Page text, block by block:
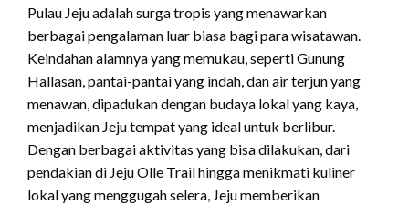
Pulau Jeju adalah surga tropis yang menawarkan
berbagai pengalaman luar biasa bagi para wisatawan.
Keindahan alamnya yang memukau, seperti Gunung
Hallasan, pantai-pantai yang indah, dan air terjun yang
menawan, dipadukan dengan budaya lokal yang kaya,
menjadikan Jeju tempat yang ideal untuk berlibur.
Dengan berbagai aktivitas yang bisa dilakukan, dari
pendakian di Jeju Olle Trail hingga menikmati kuliner
lokal yang menggugah selera, Jeju memberikan